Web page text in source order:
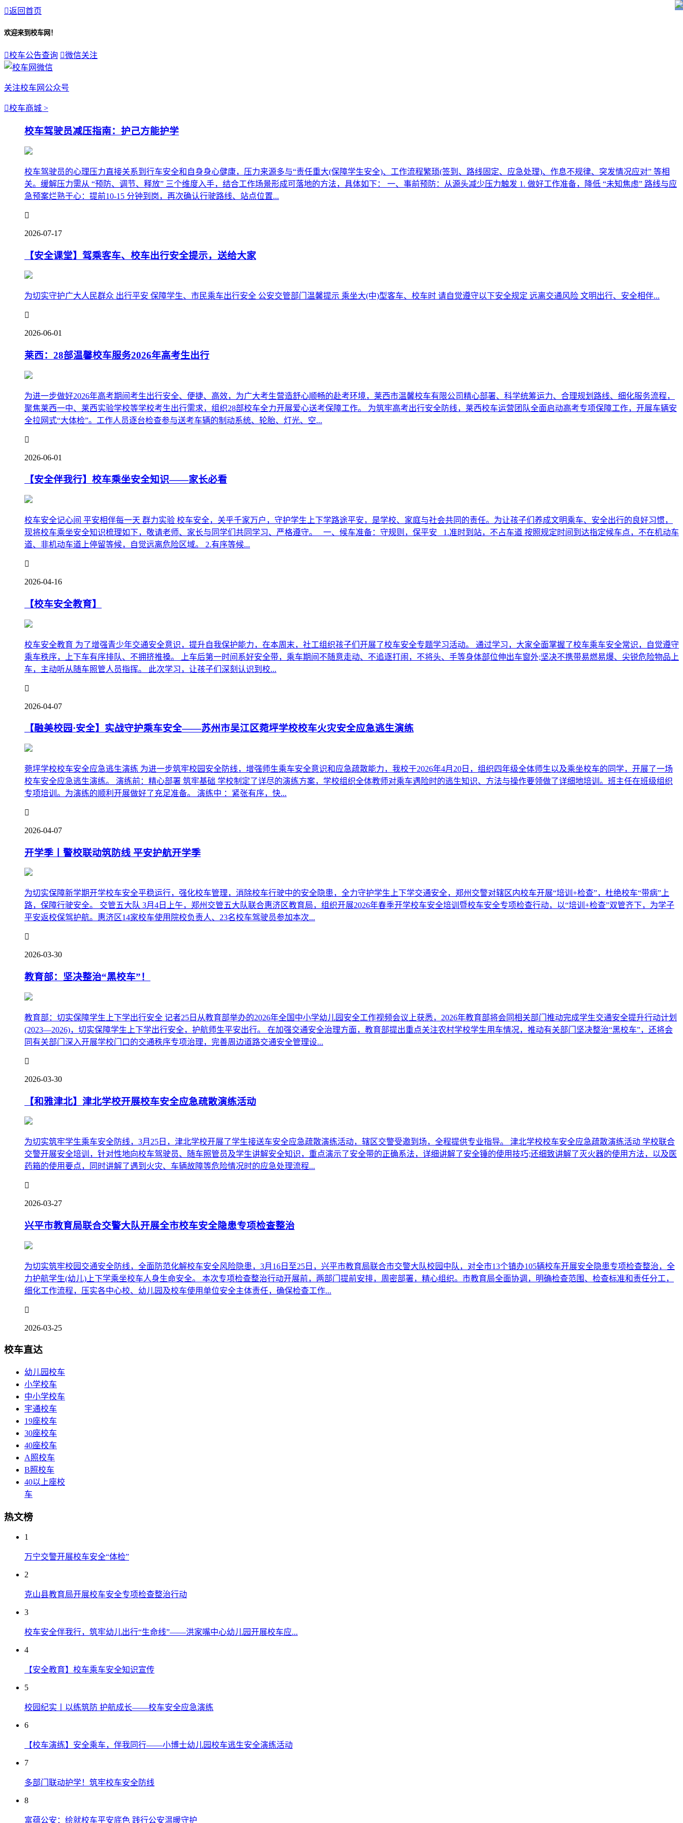
返回首页
欢迎来到校车网！
校车公告查询 微信关注
关注校车网公众号
校车商城 >
校车驾驶员减压指南：护己方能护学
校车驾驶员的心理压力直接关系到行车安全和自身身心健康，压力来源多与“责任重大(保障学生安全)、工作流程繁琐(签到、路线固定、应急处理)、作息不规律、突发情况应对” 等相
关。缓解压力需从 “预防、调节、释放” 三个维度入手，结合工作场景形成可落地的方法，具体如下： 一、事前预防：从源头减少压力触发 1. 做好工作准备，降低 “未知焦虑” 路线与应
急预案烂熟于心：提前10-15 分钟到岗，再次确认行驶路线、站点位置...

2026-07-17
【安全课堂】驾乘客车、校车出行安全提示，送给大家
为切实守护广大人民群众 出行平安 保障学生、市民乘车出行安全 公安交管部门温馨提示 乘坐大(中)型客车、校车时 请自觉遵守以下安全规定 远离交通风险 文明出行、安全相伴...

2026-06-01
莱西：28部温馨校车服务2026年高考生出行
为进一步做好2026年高考期间考生出行安全、便捷、高效，为广大考生营造舒心顺畅的赴考环境，莱西市温馨校车有限公司精心部署、科学统筹运力、合理规划路线、细化服务流程，
聚焦莱西一中、莱西实验学校等学校考生出行需求，组织28部校车全力开展爱心送考保障工作。 为筑牢高考出行安全防线，莱西校车运营团队全面启动高考专项保障工作，开展车辆安
全拉网式“大体检”。工作人员逐台检查参与送考车辆的制动系统、轮胎、灯光、空...

2026-06-01
【安全伴我行】校车乘坐安全知识——家长必看
校车安全记心间 平安相伴每一天 群力实验 校车安全，关乎千家万户，守护学生上下学路途平安，是学校、家庭与社会共同的责任。为让孩子们养成文明乘车、安全出行的良好习惯，
现将校车乘坐安全知识梳理如下，敬请老师、家长与同学们共同学习、严格遵守。 一、候车准备：守规则，保平安 1.准时到站，不占车道 按照规定时间到达指定候车点，不在机动车
道、非机动车道上停留等候，自觉远离危险区域。 2.有序等候...

2026-04-16
【校车安全教育】
校车安全教育 为了增强青少年交通安全意识，提升自我保护能力，在本周末，社工组织孩子们开展了校车安全专题学习活动。 通过学习，大家全面掌握了校车乘车安全常识，自觉遵守
乘车秩序，上下车有序排队、不拥挤推搡。 上车后第一时间系好安全带，乘车期间不随意走动、不追逐打闹，不将头、手等身体部位伸出车窗外;坚决不携带易燃易爆、尖锐危险物品上
车，主动听从随车照管人员指挥。 此次学习，让孩子们深刻认识到校...

2026-04-07
【融美校园·安全】实战守护乘车安全——苏州市吴江区菀坪学校校车火灾安全应急逃生演练
菀坪学校校车安全应急逃生演练 为进一步筑牢校园安全防线，增强师生乘车安全意识和应急疏散能力，我校于2026年4月20日，组织四年级全体师生以及乘坐校车的同学，开展了一场
校车安全应急逃生演练。 演练前：精心部署 筑牢基础 学校制定了详尽的演练方案，学校组织全体教师对乘车遇险时的逃生知识、方法与操作要领做了详细地培训。班主任在班级组织
专项培训。为演练的顺利开展做好了充足准备。 演练中 ：紧张有序，快...

2026-04-07
开学季丨警校联动筑防线 平安护航开学季
为切实保障新学期开学校车安全平稳运行，强化校车管理，消除校车行驶中的安全隐患，全力守护学生上下学交通安全，郑州交警对辖区内校车开展“培训+检查”，杜绝校车“带病”上
路，保障行驶安全。 交管五大队 3月4日上午，郑州交管五大队联合惠济区教育局，组织开展2026年春季开学校车安全培训暨校车安全专项检查行动，以“培训+检查”双管齐下，为学子
平安返校保驾护航。惠济区14家校车使用院校负责人、23名校车驾驶员参加本次...

2026-03-30
教育部：坚决整治“黑校车”！
教育部：切实保障学生上下学出行安全 记者25日从教育部举办的2026年全国中小学幼儿园安全工作视频会议上获悉，2026年教育部将会同相关部门推动完成学生交通安全提升行动计划
(2023—2026)，切实保障学生上下学出行安全，护航师生平安出行。 在加强交通安全治理方面，教育部提出重点关注农村学校学生用车情况，推动有关部门坚决整治“黑校车”，还将会
同有关部门深入开展学校门口的交通秩序专项治理，完善周边道路交通安全管理设...

2026-03-30
【和雅津北】津北学校开展校车安全应急疏散演练活动
为切实筑牢学生乘车安全防线，3月25日，津北学校开展了学生接送车安全应急疏散演练活动，辖区交警受邀到场，全程提供专业指导。 津北学校校车安全应急疏散演练活动 学校联合
交警开展安全培训，针对性地向校车驾驶员、随车照管员及学生讲解安全知识，重点演示了安全带的正确系法，详细讲解了安全锤的使用技巧;还细致讲解了灭火器的使用方法，以及医
药箱的使用要点，同时讲解了遇到火灾、车辆故障等危险情况时的应急处理流程...

2026-03-27
兴平市教育局联合交警大队开展全市校车安全隐患专项检查整治
为切实筑牢校园交通安全防线，全面防范化解校车安全风险隐患，3月16日至25日，兴平市教育局联合市交警大队校园中队，对全市13个镇办105辆校车开展安全隐患专项检查整治，全
力护航学生(幼儿)上下学乘坐校车人身生命安全。 本次专项检查整治行动开展前，两部门提前安排，周密部署，精心组织。市教育局全面协调，明确检查范围、检查标准和责任分工，
细化工作流程，压实各中心校、幼儿园及校车使用单位安全主体责任，确保检查工作...

2026-03-25
校车直达
幼儿园校车
小学校车
中小学校车
宇通校车
19座校车
30座校车
40座校车
A照校车
B照校车
40以上座校
车
热文榜
1
万宁交警开展校车安全“体检”
2
克山县教育局开展校车安全专项检查整治行动
3
校车安全伴我行，筑牢幼儿出行“生命线”——洪家嘴中心幼儿园开展校车应...
4
【安全教育】校车乘车安全知识宣传
5
校园纪实丨以练筑防 护航成长——校车安全应急演练
6
【校车演练】安全乘车，伴我同行——小博士幼儿园校车逃生安全演练活动
7
多部门联动护学！筑牢校车安全防线
8
富蕴公安：绘就校车平安底色 践行公安温暖守护